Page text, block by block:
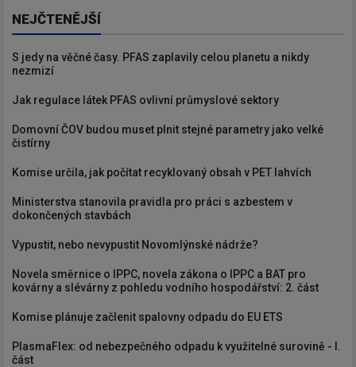
NEJČTENĚJŠÍ
S jedy na věčné časy. PFAS zaplavily celou planetu a nikdy
nezmizí
Jak regulace látek PFAS ovlivní průmyslové sektory
Domovní ČOV budou muset plnit stejné parametry jako velké
čistírny
Komise určila, jak počítat recyklovaný obsah v PET lahvích
Ministerstva stanovila pravidla pro práci s azbestem v
dokončených stavbách
Vypustit, nebo nevypustit Novomlýnské nádrže?
Novela směrnice o IPPC, novela zákona o IPPC a BAT pro
kovárny a slévárny z pohledu vodního hospodářství: 2. část
Komise plánuje začlenit spalovny odpadu do EU ETS
PlasmaFlex: od nebezpečného odpadu k využitelné surovině - I.
část